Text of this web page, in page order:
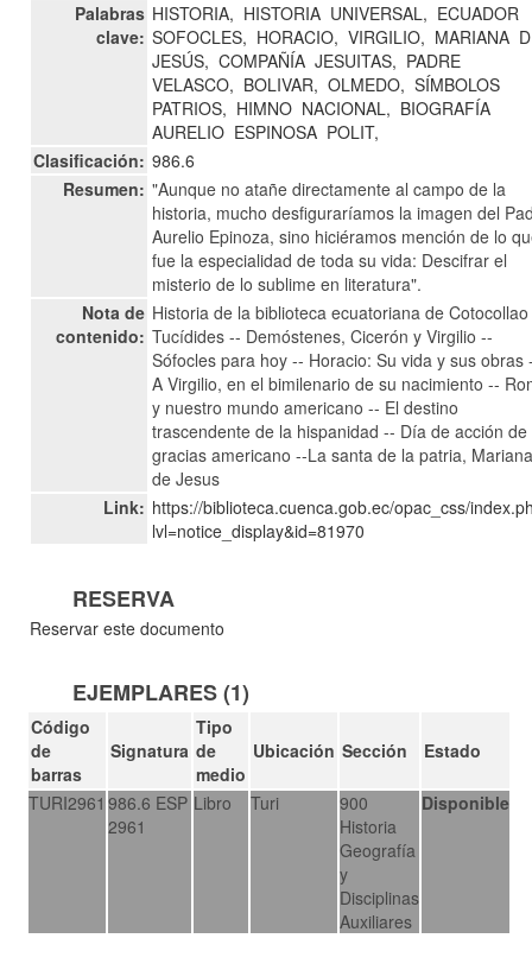
Palabras
clave:
HISTORIA, HISTORIA UNIVERSAL, ECUADOR
SOFOCLES, HORACIO, VIRGILIO, MARIANA
JESÚS, COMPAÑÍA JESUITAS, PADRE
VELASCO, BOLIVAR, OLMEDO, SÍMBOLOS
PATRIOS, HIMNO NACIONAL, BIOGRAFÍA
AURELIO ESPINOSA POLIT,
Clasificación: 986.6
Resumen: "Aunque no atañe directamente al campo de la
historia, mucho desfiguraríamos la imagen del
Aurelio Epinoza, sino hiciéramos mención de lo
fue la especialidad de toda su vida: Descifrar el
misterio de lo sublime en literatura".
Nota de
contenido:
Historia de la biblioteca ecuatoriana de
Tucídides -- Demóstenes, Cicerón y Virgilio --
Sófocles para hoy -- Horacio: Su vida y sus obras
A Virgilio, en el bimilenario de su nacimiento --
y nuestro mundo americano -- El destino
trascendente de la hispanidad -- Día de acción de
gracias americano --La santa de la patria,
de Jesus
Link: https://biblioteca.cuenca.gob.ec/opac_css/
lvl=notice_display&id=81970
RESERVA
Reservar este documento
EJEMPLARES (1)
Código
de
barras
Signatura
Tipo
de
medio
Ubicación Sección Estado
TURI2961 986.6 ESP
2961
Libro Turi
900
Historia
Geografía
y
Disciplinas
Auxiliares
Disponible